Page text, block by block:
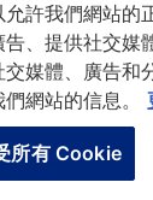
許我們網站的
、提供社交媒
媒體、廣告和
網站的信息。
所有 Cookie